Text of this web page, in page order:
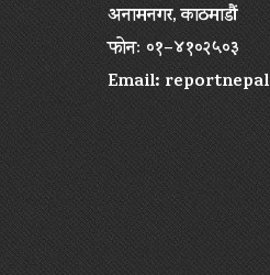
अनामनगर, काठमाडौं
फोनः ०१–४१०२५०३
Email: